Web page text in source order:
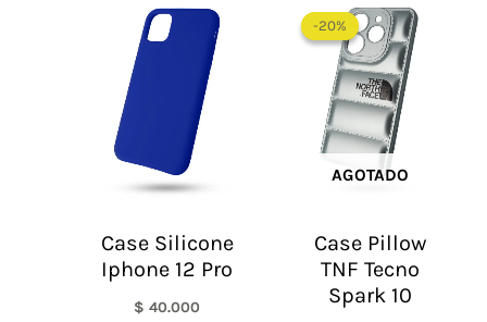
Case Silicone
Iphone 12 Pro
$ 40.000
-20%
AGOTADO
-20%
Case Pillow
TNF Tecno
Spark 10
precio
original
era:
$ 60.000.